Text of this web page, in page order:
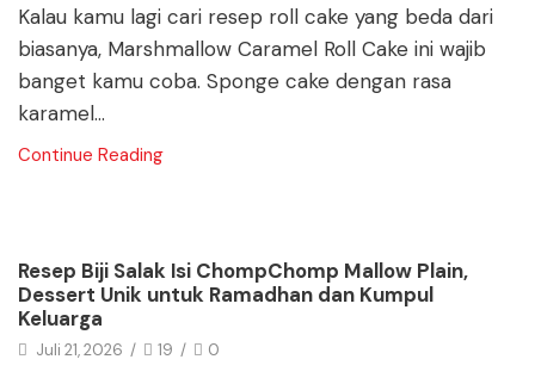
Kalau kamu lagi cari resep roll cake yang beda dari
biasanya, Marshmallow Caramel Roll Cake ini wajib
banget kamu coba. Sponge cake dengan rasa
karamel...
Continue Reading
Resep Biji Salak Isi ChompChomp Mallow Plain,
Dessert Unik untuk Ramadhan dan Kumpul
Keluarga
Juli 21, 2026 / 19 / 0